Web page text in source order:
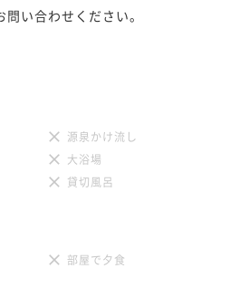
い合わせください。
源泉かけ流し
大浴場
貸切風呂
部屋で夕食